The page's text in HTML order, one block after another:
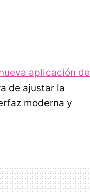
aplicación de
de ajustar la
moderna y